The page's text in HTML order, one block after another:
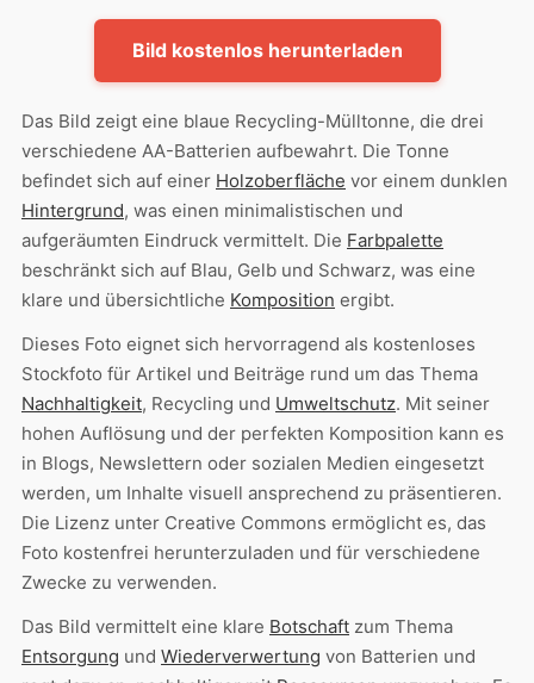
Bild kostenlos herunterladen
Das Bild zeigt eine blaue Recycling-Mülltonne, die drei
verschiedene AA-Batterien aufbewahrt. Die Tonne
befindet sich auf einer Holzoberfläche vor einem dunklen
Hintergrund, was einen minimalistischen und
aufgeräumten Eindruck vermittelt. Die Farbpalette
beschränkt sich auf Blau, Gelb und Schwarz, was eine
klare und übersichtliche Komposition ergibt.
Dieses Foto eignet sich hervorragend als kostenloses
Stockfoto für Artikel und Beiträge rund um das Thema
Nachhaltigkeit, Recycling und Umweltschutz. Mit seiner
hohen Auflösung und der perfekten Komposition kann es
in Blogs, Newslettern oder sozialen Medien eingesetzt
werden, um Inhalte visuell ansprechend zu präsentieren.
Die Lizenz unter Creative Commons ermöglicht es, das
Foto kostenfrei herunterzuladen und für verschiedene
Zwecke zu verwenden.
Das Bild vermittelt eine klare Botschaft zum Thema
Entsorgung und Wiederverwertung von Batterien und